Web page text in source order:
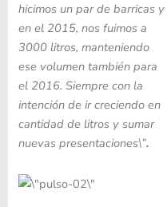
hicimos un par de barricas y
en el 2015, nos fuimos a
3000 litros, manteniendo
ese volumen también para
el 2016. Siempre con la
intención de ir creciendo en
cantidad de litros y sumar
nuevas presentaciones\”.